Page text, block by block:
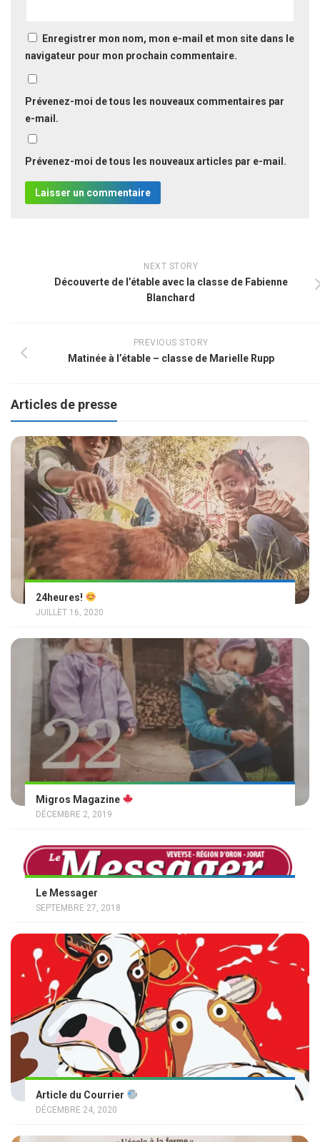
Enregistrer mon nom, mon e-mail et mon site dans le
navigateur pour mon prochain commentaire.
Prévenez-moi de tous les nouveaux commentaires par
e-mail.
Prévenez-moi de tous les nouveaux articles par e-mail.
NEXT STORY
Découverte de l’étable avec la classe de Fabienne
Blanchard
PREVIOUS STORY
Matinée à l’étable – classe de Marielle Rupp
Articles de presse
24heures!
JUILLET 16, 2020
Migros Magazine
DÉCEMBRE 2, 2019
Le Messager
SEPTEMBRE 27, 2018
Article du Courrier
DÉCEMBRE 24, 2020